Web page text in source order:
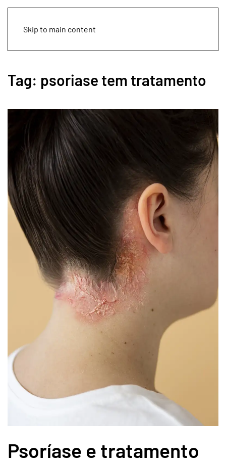
Skip to main content
Tag: psoriase tem tratamento
Psoríase e tratamento